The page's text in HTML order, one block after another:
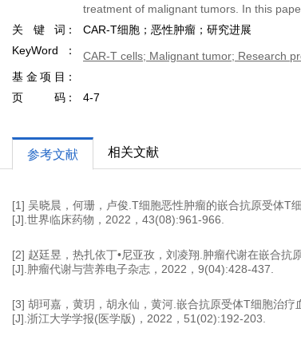
treatment of malignant tumors. In this
关键词
CAR-T细胞；恶性肿瘤；研究进展
KeyWord
CAR-T cells; Malignant tumor; Research
基金项目
页码
4-7
参考文献 相关文献
[1] 吴晓晨，何珊，卢俊.T细胞恶性肿瘤的嵌合抗原受体T
[J].世界临床药物，2022，43(08):961-966.
[2] 赵廷昱，热扎依丁•尼亚孜，刘凌翔.肿瘤代谢在嵌合抗
[J].肿瘤代谢与营养电子杂志，2022，9(04):428-437.
[3] 胡珂嘉，黄玥，胡永仙，黄河.嵌合抗原受体T细胞治疗
[J].浙江大学学报(医学版)，2022，51(02):192-203.